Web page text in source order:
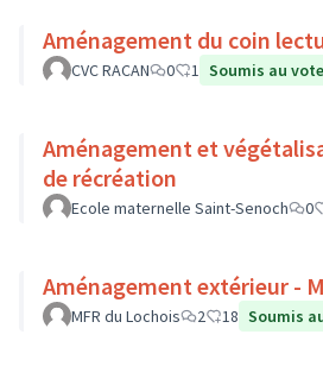
Aménagement du coin
CVC RACAN 0 1 Soumis au vote
Aménagement et
de récréation
Ecole maternelle Saint-Senoch 0
Aménagement extérieur -
MFR du Lochois 2 18 Soumis